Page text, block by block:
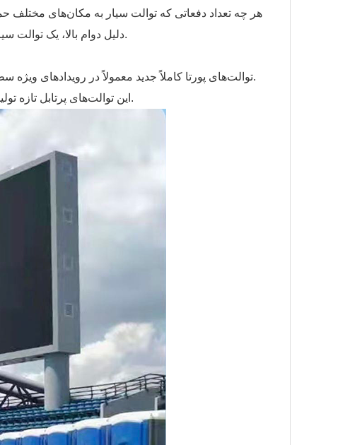
هر چه تعداد دفعاتی که توالت سیار به مکان‌های
دلیل دوام بالا، یک توالت سیار کم‌مصرف فقط تقریباً هر ۲۰۰ بار استفاده نیاز به سرویس دارد.
توالت‌های پورتا کاملاً جدید معمولاً در رویدادهای ویژه سطح بالا قرار می‌گیرند و جدیدترین فناوری‌ها را به نمایش می‌گذارند.
این توالت‌های پرتابل تازه تولید شده معمولاً به دلیل عرضه محدود و تقاضای بالا، گران‌تر هستند.